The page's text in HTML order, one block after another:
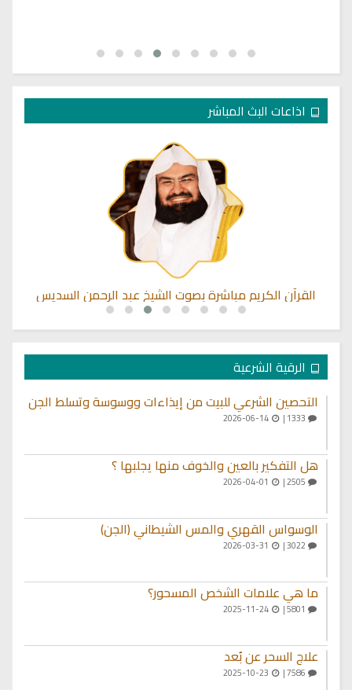
اذاعات البث المباشر
القرآن الكريم مباشرة بصوت الشيخ عبد الرحمن السديس
الرقية الشرعية
التحصين الشرعي للبيت من إيذاءات ووسوسة وتسلط الجن
2026-06-14
هل التفكير بالعين والخوف منها يجلبها ؟
الوسواس القهري والمس الشيطاني (الجن)
ما هي علامات الشخص المسحور؟
2025-11-24
علاج السحر عن بُعد